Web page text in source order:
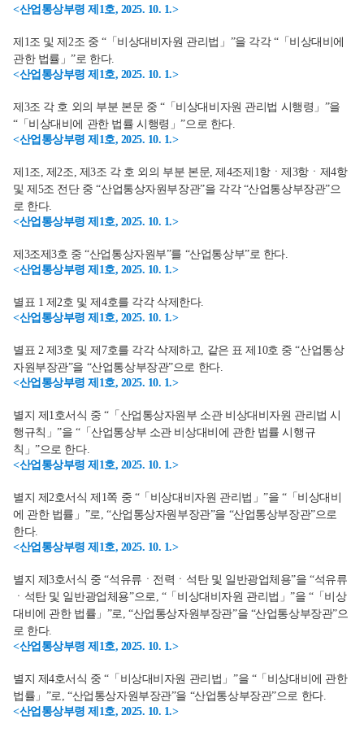
<산업통상부령 제1호, 2025. 10. 1.>
제1조 및 제2조 중 “「비상대비자원 관리법」”을 각각 “「비상대비에
관한 법률」”로 한다.
<산업통상부령 제1호, 2025. 10. 1.>
제3조 각 호 외의 부분 본문 중 “「비상대비자원 관리법 시행령」”을
“「비상대비에 관한 법률 시행령」”으로 한다.
<산업통상부령 제1호, 2025. 10. 1.>
제1조, 제2조, 제3조 각 호 외의 부분 본문, 제4조제1항ㆍ제3항ㆍ제4항
및 제5조 전단 중 “산업통상자원부장관”을 각각 “산업통상부장관”으
로 한다.
<산업통상부령 제1호, 2025. 10. 1.>
제3조제3호 중 “산업통상자원부”를 “산업통상부”로 한다.
<산업통상부령 제1호, 2025. 10. 1.>
별표 1 제2호 및 제4호를 각각 삭제한다.
<산업통상부령 제1호, 2025. 10. 1.>
별표 2 제3호 및 제7호를 각각 삭제하고, 같은 표 제10호 중 “산업통상
자원부장관”을 “산업통상부장관”으로 한다.
<산업통상부령 제1호, 2025. 10. 1.>
별지 제1호서식 중 “「산업통상자원부 소관 비상대비자원 관리법 시
행규칙」”을 “「산업통상부 소관 비상대비에 관한 법률 시행규
칙」”으로 한다.
<산업통상부령 제1호, 2025. 10. 1.>
별지 제2호서식 제1쪽 중 “「비상대비자원 관리법」”을 “「비상대비
에 관한 법률」”로, “산업통상자원부장관”을 “산업통상부장관”으로
한다.
<산업통상부령 제1호, 2025. 10. 1.>
별지 제3호서식 중 “석유류ㆍ전력ㆍ석탄 및 일반광업체용”을 “석유류
ㆍ석탄 및 일반광업체용”으로, “「비상대비자원 관리법」”을 “「비상
대비에 관한 법률」”로, “산업통상자원부장관”을 “산업통상부장관”으
로 한다.
<산업통상부령 제1호, 2025. 10. 1.>
별지 제4호서식 중 “「비상대비자원 관리법」”을 “「비상대비에 관한
법률」”로, “산업통상자원부장관”을 “산업통상부장관”으로 한다.
<산업통상부령 제1호, 2025. 10. 1.>